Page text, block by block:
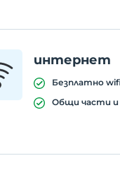
интернет
Безплатно wifi
Общи части и